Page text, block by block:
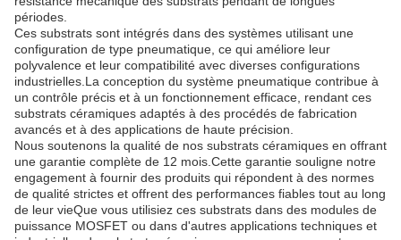
périodes.
Ces substrats sont intégrés dans des systèmes utilisant une
configuration de type pneumatique, ce qui améliore leur
polyvalence et leur compatibilité avec diverses configurations
industrielles.La conception du système pneumatique contribue à
un contrôle précis et à un fonctionnement efficace, rendant ces
substrats céramiques adaptés à des procédés de fabrication
avancés et à des applications de haute précision.
Nous soutenons la qualité de nos substrats céramiques en offrant
une garantie complète de 12 mois.Cette garantie souligne notre
engagement à fournir des produits qui répondent à des normes
de qualité strictes et offrent des performances fiables tout au long
de leur vieQue vous utilisiez ces substrats dans des modules de
puissance MOSFET ou dans d'autres applications techniques et